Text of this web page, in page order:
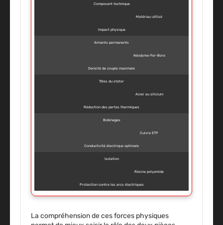
Composant technique
Matériau utilisé
Impact physique
Aimants permanents
Néodyme-Fer-Bore
Densité de couple maximale
Tôles du stator
Acier au silicium
Réduction des pertes thermiques
Bobinages
Cuivre ETP
Conductivité électrique optimale
Isolation
Résine polyamide
Protection contre les arcs électriques
La compréhension de ces forces physiques